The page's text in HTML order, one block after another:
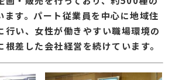
ます。パート従業員を中心に地域住
行い、女性が働きやすい職場環境の
差した会社経営を続けています。